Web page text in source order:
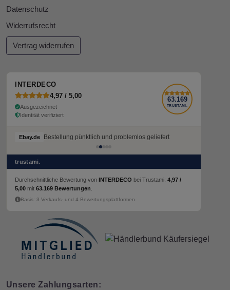
Datenschutz
Widerrufsrecht
Vertrag widerrufen
INTERDECO
4,97 / 5,00
Ausgezeichnet
Identität verifiziert
63.169
TRUSTAMI.
Ebay.de Bestellung pünktlich und problemlos geliefert
trustami.
Durchschnittliche Bewertung von INTERDECO bei Trustami: 4,97 /
5,00 mit 63.169 Bewertungen
Basis: 3 Verkaufs- und 4 Bewertungsplattformen
Unsere Zahlungsarten: